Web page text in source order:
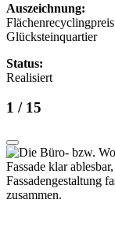
Auszeichnung:
Glücksteinquartier
Status:
Realisiert
1 / 15